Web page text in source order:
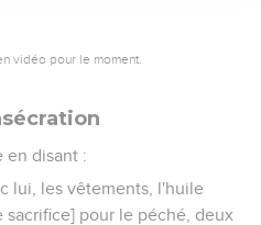
vidéo pour le moment.
en disant :
lui, les vêtements, l'huile
pour le péché, deux